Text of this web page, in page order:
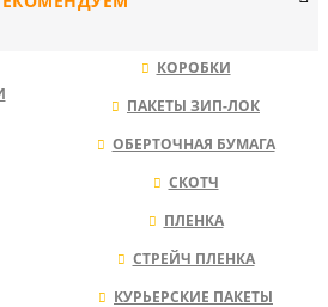
КОРОБКИ
ПАКЕТЫ ЗИП-ЛОК
ОБЕРТОЧНАЯ БУМАГА
СКОТЧ
ПЛЕНКА
СТРЕЙЧ ПЛЕНКА
КУРЬЕРСКИЕ ПАКЕТЫ